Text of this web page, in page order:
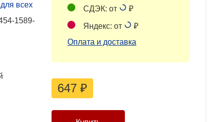
всех
1589-
СДЭК: от ₽
Яндекс: от
₽
Оплата и доставка
647 ₽